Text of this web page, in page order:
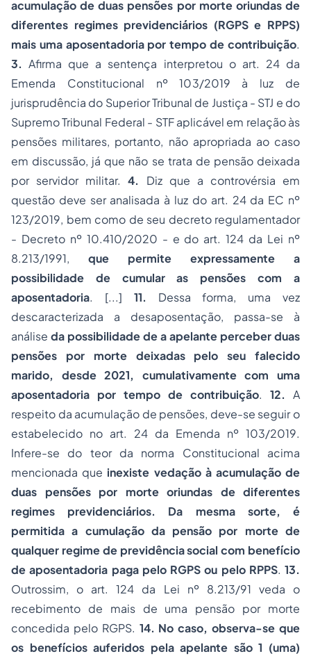
acumulação de duas pensões por morte oriundas de
diferentes regimes previdenciários (RGPS e RPPS)
mais uma aposentadoria por tempo de contribuição.
3. Afirma que a sentença interpretou o art. 24 da
Emenda Constitucional nº 103/2019 à luz de
jurisprudência do Superior Tribunal de Justiça - STJ e do
Supremo Tribunal Federal - STF aplicável em relação às
pensões militares, portanto, não apropriada ao caso
em discussão, já que não se trata de pensão deixada
por servidor militar.4.
Diz que a controvérsia em
questão deve ser analisada à luz do art. 24 da EC nº
123/2019, bem como de seu decreto regulamentador
- Decreto nº 10.410/2020 - e do art. 124 da Lei nº
8.213/1991, que permite expressamente a
possibilidade de cumular as pensões com a
aposentadoria. [...] 11. Dessa forma, uma vez
descaracterizada a desaposentação, passa-se à
análise da possibilidade de a apelante perceber duas
pensões por morte deixadas pelo seu falecido
marido, desde 2021, cumulativamente com uma
aposentadoria por tempo de contribuição. 12. A
respeito da acumulação de pensões, deve-se seguir o
estabelecido no art. 24 da Emenda nº 103/2019.
Infere-se do teor da norma Constitucional acima
mencionada que inexiste vedação à acumulação de
duas pensões por morte oriundas de diferentes
regimes previdenciários. Da mesma sorte, é
permitida a cumulação da pensão por morte de
qualquer regime de previdência social com benefício
de aposentadoria paga pelo RGPS ou pelo RPPS. 13.
Outrossim, o art. 124 da Lei nº 8.213/91 veda o
recebimento de mais de uma pensão por morte
concedida pelo RGPS. 14. No caso, observa-se que
os benefícios auferidos pela apelante são 1 (uma)